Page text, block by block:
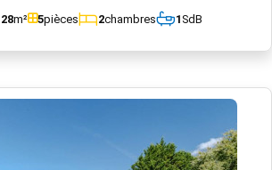
28m² 5pièces 2chambres 1SdB